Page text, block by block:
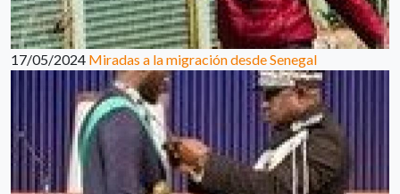
17/05/2024 Miradas a la migración desde Senegal